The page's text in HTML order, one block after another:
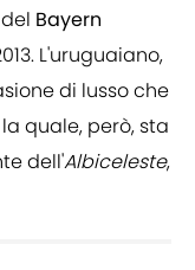
Bayern
L'uruguaiano,
di lusso che
la quale, però, sta
dell'Albiceleste,